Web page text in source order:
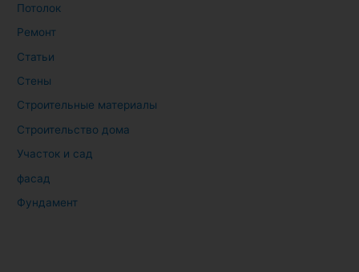
Потолок
Ремонт
Статьи
Стены
Строительные материалы
Строительство дома
Участок и сад
фасад
Фундамент